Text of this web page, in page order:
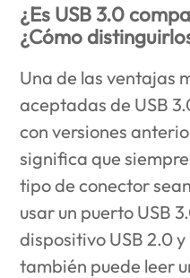
¿Es USB 3.0
¿Cómo
Una de las ventajas
aceptadas de USB
con versiones
significa que
tipo de conector
usar un puerto USB
dispositivo USB 2.0
también puede leer